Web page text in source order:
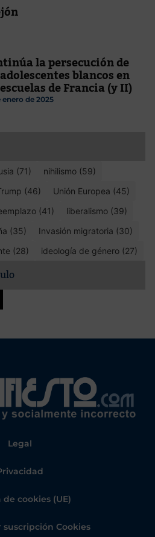
la persecución de
blancos en
de Francia (y II)
enero de 2025
(71)
nihilismo (59)
(46)
Unión Europea (45)
(41)
liberalismo (39)
(35)
Invasión migratoria (30)
(28) ideología de género (27)
Legal
de cookies (UE)
Cookies